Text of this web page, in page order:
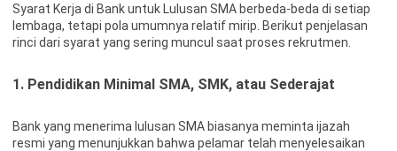
Syarat Kerja di Bank untuk Lulusan SMA berbeda-beda di setiap
lembaga, tetapi pola umumnya relatif mirip. Berikut penjelasan
rinci dari syarat yang sering muncul saat proses rekrutmen.
1. Pendidikan Minimal SMA, SMK, atau Sederajat
Bank yang menerima lulusan SMA biasanya meminta ijazah
resmi yang menunjukkan bahwa pelamar telah menyelesaikan